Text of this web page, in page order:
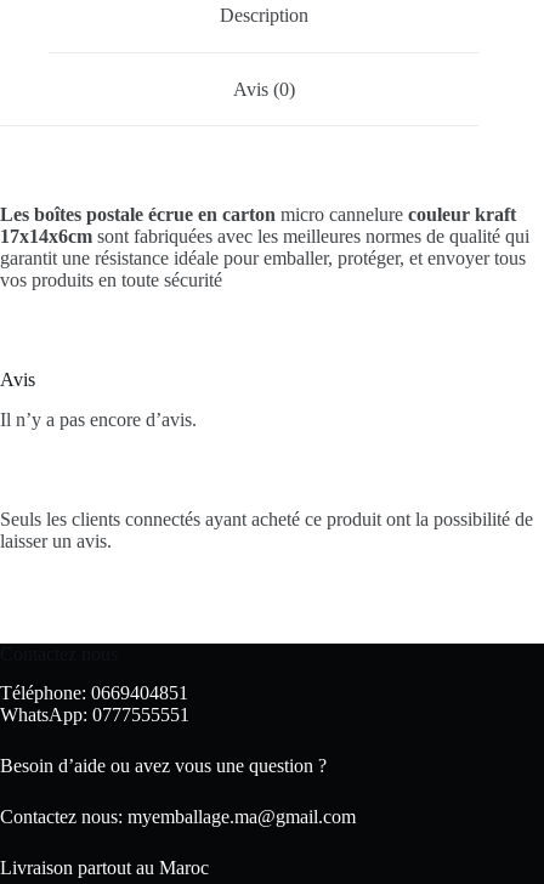
Description
Avis (0)
Les boîtes postale écrue en carton micro cannelure couleur kraft
17x14x6cm sont fabriquées avec les meilleures normes de qualité qui
garantit une résistance idéale pour emballer, protéger, et envoyer tous
vos produits en toute sécurité
Avis
Il n’y a pas encore d’avis.
Seuls les clients connectés ayant acheté ce produit ont la possibilité de
laisser un avis.
Téléphone: 0669404851
WhatsApp: 0777555551
Besoin d’aide ou avez vous une question ?
Contactez nous: myemballage.ma@gmail.com
Livraison partout au Maroc